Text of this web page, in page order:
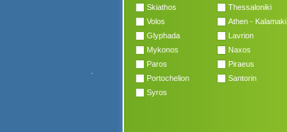
Skiathos
Thessaloniki
Volos
Athen - Kalamaki
Glyphada
Lavrion
Mykonos
Naxos
Paros
Piraeus
Portochelion
Santorin
Syros